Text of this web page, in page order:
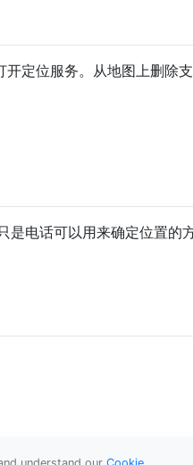
定位服务。从地图上删除
是电话可以用来确定位置的